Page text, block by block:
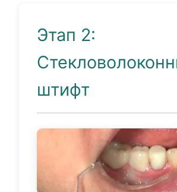
Этап 2:
штифт